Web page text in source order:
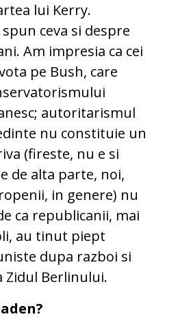
lui Kerry.
ceva si despre
Am impresia ca cei
pe Bush, care
autoritarismul
nu constituie un
(fireste, nu e si
de alta parte, noi,
in genere) nu
ca republicanii, mai
au tinut piept
dupa razboi si
Zidul Berlinului.